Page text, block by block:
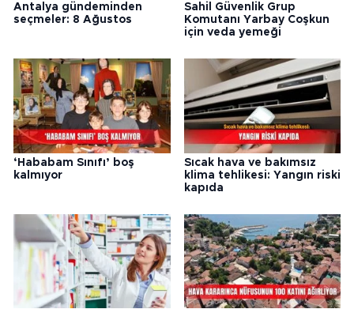
Antalya gündeminden
seçmeler: 8 Ağustos
Sahil Güvenlik Grup
Komutanı Yarbay Coşkun
için veda yemeği
‘Hababam Sınıfı’ boş
kalmıyor
Sıcak hava ve bakımsız
klima tehlikesi: Yangın riski
kapıda